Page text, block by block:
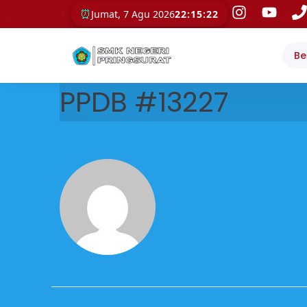
⏰ Jumat, 7 Agu 202622:15:22
PPDB #13227